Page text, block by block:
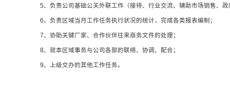
5、负责公司基础公关外联工作（接待、行业交流、辅助市场销售、政
6、负责区域当月工作任务执行状况的统计，完成各类报表编制；
7、协助关键厂家、合作伙伴往来商务文件的处理；
8、就本区域事务与公司各部的联络、协调、配合；
9、上级交办的其他工作任务。